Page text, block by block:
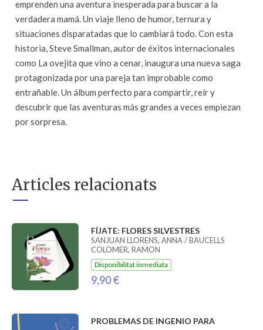
emprenden una aventura inesperada para buscar a la
verdadera mamá. Un viaje lleno de humor, ternura y
situaciones disparatadas que lo cambiará todo. Con esta
historia, Steve Smallman, autor de éxitos internacionales
como La ovejita que vino a cenar, inaugura una nueva saga
protagonizada por una pareja tan improbable como
entrañable. Un álbum perfecto para compartir, reír y
descubrir que las aventuras más grandes a veces empiezan
por sorpresa.
Articles relacionats
FÍJATE: FLORES SILVESTRES
SANJUAN LLORENS, ANNA / BAUCELLS
COLOMER, RAMON
Disponibilitat inmediata
9,90 €
PROBLEMAS DE INGENIO PARA